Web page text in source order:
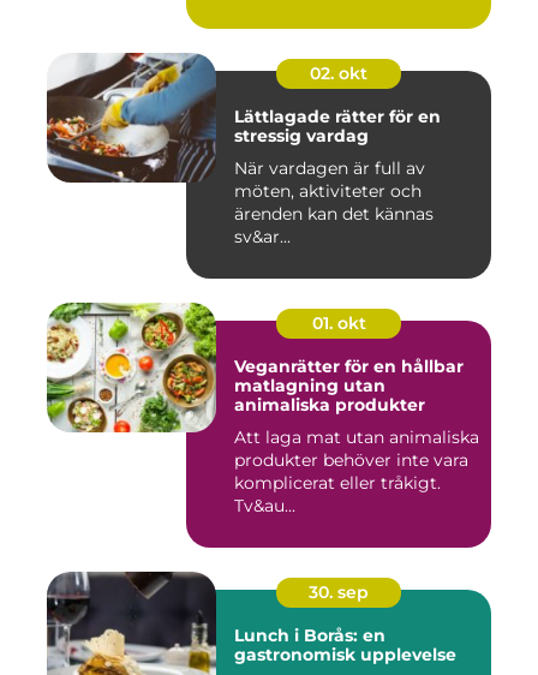
02. okt
Lättlagade rätter för en
stressig vardag
När vardagen är full av
möten, aktiviteter och
ärenden kan det kännas
sv&ar...
01. okt
Veganrätter för en hållbar
matlagning utan
animaliska produkter
Att laga mat utan animaliska
produkter behöver inte vara
komplicerat eller tråkigt.
Tv&au...
30. sep
Lunch i Borås: en
gastronomisk upplevelse